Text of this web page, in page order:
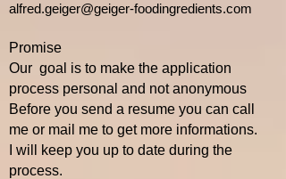
alfred.geiger@geiger-foodingredients.com
Promise
Our goal is to make the application
process personal and not anonymous
Before you send a resume you can call
me or mail me to get more informations.
I will keep you up to date during the
process.